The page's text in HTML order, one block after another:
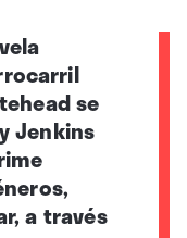
se
Jenkins
a través